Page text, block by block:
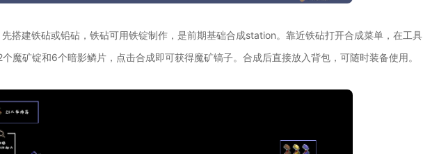
搭建铁砧或铅砧，铁砧可用铁锭制作，是前期基础合成station。靠近铁砧打开合成菜单，在工具
魔矿锭和6个暗影鳞片，点击合成即可获得魔矿镐子。合成后直接放入背包，可随时装备使用。